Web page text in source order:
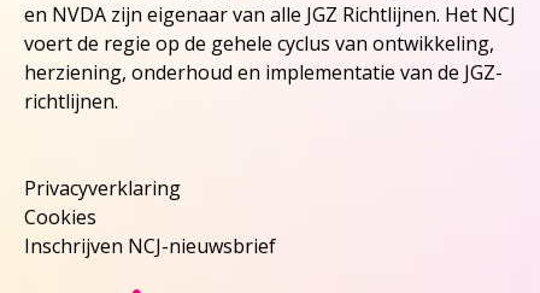
en NVDA zijn eigenaar van alle JGZ Richtlijnen. Het NCJ
voert de regie op de gehele cyclus van ontwikkeling,
herziening, onderhoud en implementatie van de JGZ-
richtlijnen.
Privacyverklaring
Cookies
Inschrijven NCJ-nieuwsbrief